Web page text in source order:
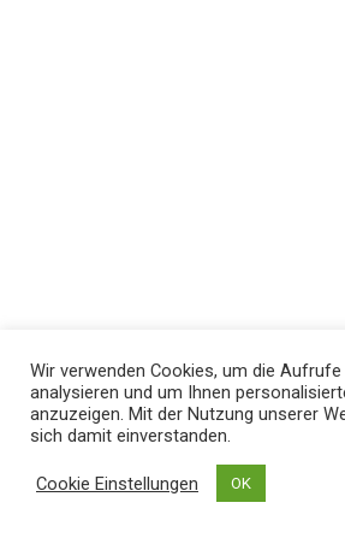
Wir verwenden Cookies, um die
analysieren und um Ihnen
anzuzeigen. Mit der Nutzung unserer
sich damit einverstanden.
Cookie Einstellungen OK